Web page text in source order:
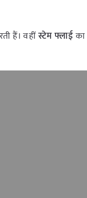
हैं। वहींस्टेम फ्लाई